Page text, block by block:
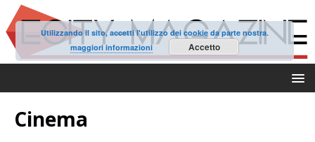
Cinema
Utilizzando il sito, accetti l'utilizzo dei cookie da parte nostra.
maggiori informazioni
Accetto